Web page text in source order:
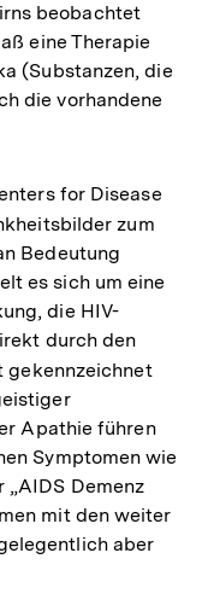
beobachtet
eine Therapie
(Substanzen, die
die vorhandene
for Disease
zum
Bedeutung
es sich um eine
die HIV-
durch den
gekennzeichnet
Apathie führen
Symptomen wie
„AIDS Demenz
mit den weiter
aber